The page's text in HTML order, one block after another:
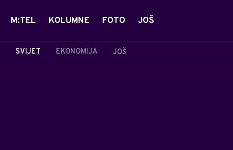
SVIJET EKONOMIJA JOŠ
M:TEL KOLUMNE FOTO JOŠ